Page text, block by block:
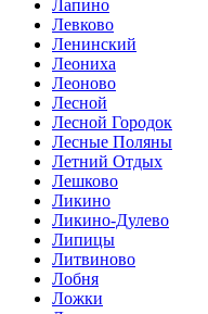
Лапино
Левково
Ленинский
Леониха
Леоново
Лесной
Лесной Городок
Лесные Поляны
Летний Отдых
Лешково
Ликино
Ликино-Дулево
Липицы
Литвиново
Лобня
Ложки